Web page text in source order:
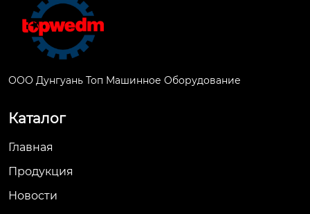
ООО Дунгуань Топ Машинное Оборудование
Каталог
Главная
Продукция
Новости